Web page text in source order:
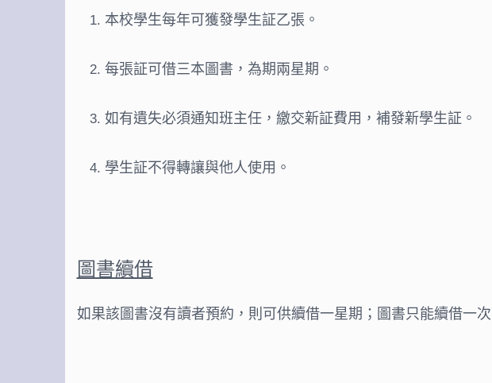
本校學生每年可獲發學生証乙張。
每張証可借三本圖書，為期兩星期。
如有遺失必須通知班主任，繳交新証費用，補發新學生証。
學生証不得轉讓與他人使用。
圖書續借
如果該圖書沒有讀者預約，則可供續借一星期；圖書只能續借一